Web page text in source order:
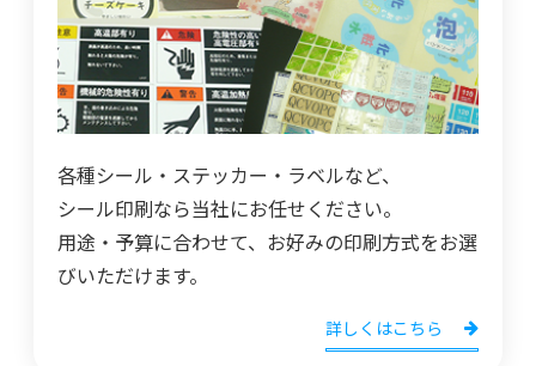
各種シール・ステッカー・ラベルなど、
シール印刷なら当社にお任せください。
用途・予算に合わせて、お好みの印刷方式をお選
びいただけます。
詳しくはこちら